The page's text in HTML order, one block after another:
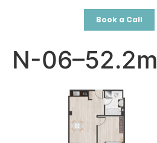
Book a Call
N-06–52.2m